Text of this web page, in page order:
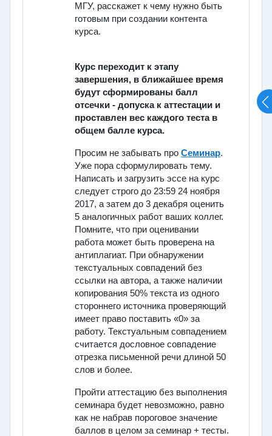
МГУ, расскажет к чему нужно быть
готовым при создании контента
курса.
Курс переходит к этапу
завершения, в ближайшее время
будут сформированы балл
отсечки - допуска к аттестации и
проставлен вес каждого теста в
общем балле курса.
Просим не забывать про Семинар.
Уже пора сформулировать тему.
Написать и загрузить эссе на курс
следует строго до 23:59 24 ноября
2017, а затем до 3 декабря оценить
5 аналогичных работ ваших коллег.
Помните, что при оценивании
работа может быть проверена на
антиплагиат. При обнаружении
текстуальных совпадений без
ссылки на автора, а также наличии
копирования 50% текста из одного
стороннего источника проверяющий
имеет право поставить «0» за
работу. Текстуальным совпадением
считается дословное совпадение
отрезка письменной речи длиной 50
слов и более.
Пройти аттестацию без выполнения
семинара будет невозможно, равно
как не набрав пороговое значение
баллов в целом за семинар + тесты.